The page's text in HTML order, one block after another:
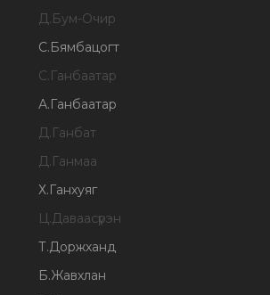
Д.Бум-Очир
С.Бямбацогт
С.Ганбаатар
А.Ганбаатар
Д.Ганбат
Д.Ганмаа
Х.Ганхуяг
Ц.Даваасүрэн
Т.Доржханд
Б.Жавхлан